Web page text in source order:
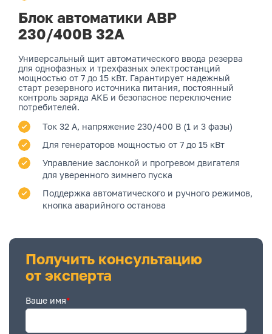
Блок автоматики АВР
230/400В 32А
Универсальный щит автоматического ввода резерва
для однофазных и трехфазных электростанций
мощностью от 7 до 15 кВт. Гарантирует надежный
старт резервного источника питания, постоянный
контроль заряда АКБ и безопасное переключение
потребителей.
Ток 32 А, напряжение 230/400 В (1 и 3 фазы)
Для генераторов мощностью от 7 до 15 кВт
Управление заслонкой и прогревом двигателя
для уверенного зимнего пуска
Поддержка автоматического и ручного режимов,
кнопка аварийного останова
Получить консультацию
от эксперта
Ваше имя*